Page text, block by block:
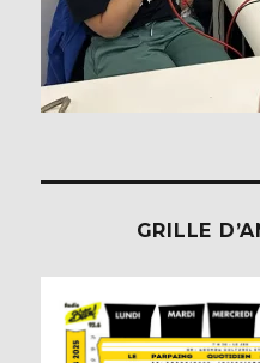
GRILLE